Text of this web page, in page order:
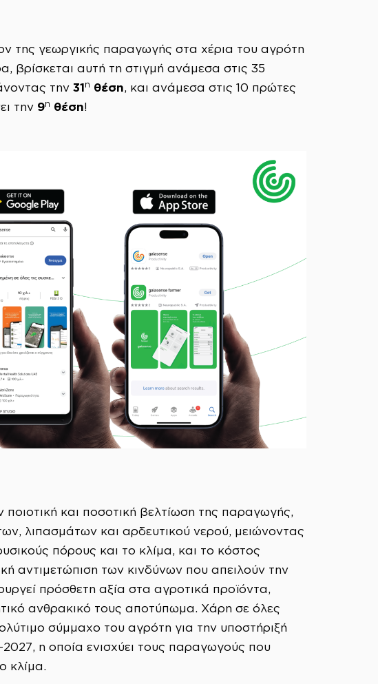
της γεωργικής παραγωγής στα χέρια του αγρότη
βρίσκεται αυτή τη στιγμή ανάμεσα στις 35
την 31η θέση, και ανάμεσα στις 10 πρώτες
την 9η θέση!
ποιοτική και ποσοτική βελτίωση της παραγωγής,
λιπασμάτων και αρδευτικού νερού, μειώνοντας
πόρους και το κλίμα, και το κόστος
αντιμετώπιση των κινδύνων που απειλούν την
πρόσθετη αξία στα αγροτικά προϊόντα,
ανθρακικό τους αποτύπωμα. Χάρη σε όλες
σύμμαχο του αγρότη για την υποστήριξή
η οποία ενισχύει τους παραγωγούς που
κλίμα.